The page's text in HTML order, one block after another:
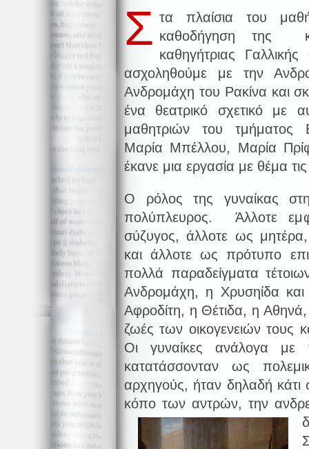
Σ τα πλαίσια του
καθοδήγηση της
καθηγήτριας
ασχοληθούμε με την
Ανδρομάχη του Ρακίνα και
ένα θεατρικό σχετικό
μαθητριών του τμήματος
Μαρία Μπέλλου, Μαρία
έκανε μια εργασία με θέμα
Ο ρόλος της γυναίκας
πολύπλευρος. Άλλοτε
σύζυγος, άλλοτε ως
και άλλοτε ως πρότυπο
πολλά παραδείγματα
Ανδρομάχη, η Χρυσηίδα
Αφροδίτη, η Θέτιδα, η
ζωές των οικογενειών τους
Οι γυναίκες ανάλογα με
κατατάσσονταν ως
αρχηγούς, ήταν δηλαδή
κόπο των αντρών, την